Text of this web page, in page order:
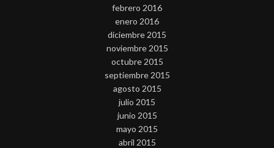
febrero 2016
enero 2016
diciembre 2015
noviembre 2015
octubre 2015
septiembre 2015
agosto 2015
julio 2015
junio 2015
mayo 2015
abril 2015